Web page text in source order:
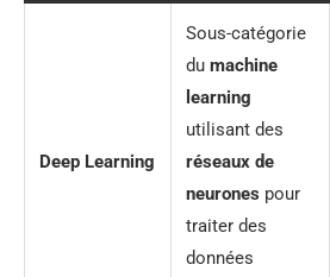
Deep Learning
Sous-catégorie
du machine
learning
utilisant des
réseaux de
neurones pour
traiter des
données